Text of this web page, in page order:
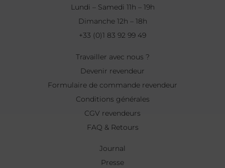
Lundi – Samedi 11h – 19h
Dimanche 12h – 18h
+33 (0)1 83 92 99 49
Travailler avec nous ?
Devenir revendeur
Formulaire de commande revendeur
Conditions générales
CGV revendeurs
FAQ & Retours
Journal
Presse